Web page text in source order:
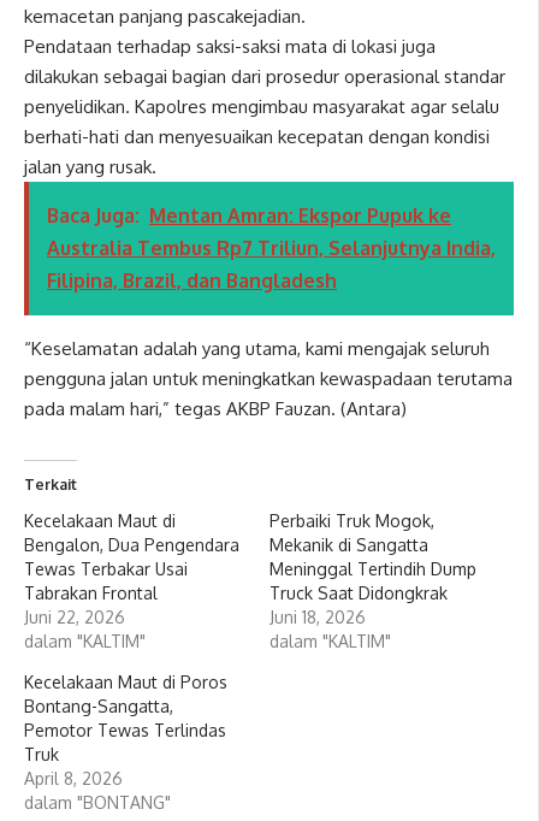
kemacetan panjang pascakejadian.
Pendataan terhadap saksi-saksi mata di lokasi juga
dilakukan sebagai bagian dari prosedur operasional standar
penyelidikan. Kapolres mengimbau masyarakat agar selalu
berhati-hati dan menyesuaikan kecepatan dengan kondisi
jalan yang rusak.
Baca Juga: Mentan Amran: Ekspor Pupuk ke
Australia Tembus Rp7 Triliun, Selanjutnya India,
Filipina, Brazil, dan Bangladesh
“Keselamatan adalah yang utama, kami mengajak seluruh
pengguna jalan untuk meningkatkan kewaspadaan terutama
pada malam hari,” tegas AKBP Fauzan. (Antara)
Terkait
Kecelakaan Maut di
Bengalon, Dua Pengendara
Tewas Terbakar Usai
Tabrakan Frontal
Juni 22, 2026
dalam "KALTIM"
Perbaiki Truk Mogok,
Mekanik di Sangatta
Meninggal Tertindih Dump
Truck Saat Didongkrak
Juni 18, 2026
dalam "KALTIM"
Kecelakaan Maut di Poros
Bontang-Sangatta,
Pemotor Tewas Terlindas
Truk
April 8, 2026
dalam "BONTANG"